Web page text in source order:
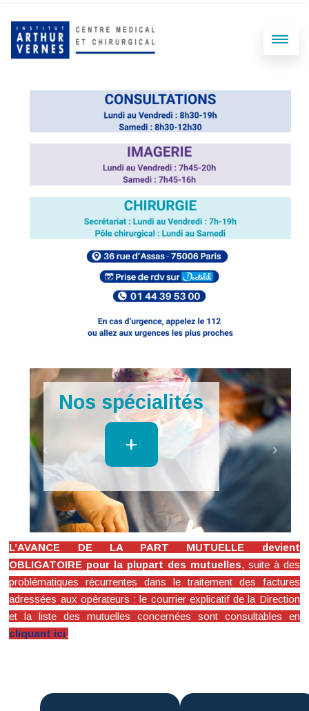
Imagerie
+
L’AVANCE DE LA PART MUTUELLE devient
OBLIGATOIRE pour la plupart des mutuelles, suite à des
problématiques récurrentes dans le traitement des factures
adressées aux opérateurs : le courrier explicatif de la Direction
et la liste des mutuelles concernées sont consultables en
cliquant ici.